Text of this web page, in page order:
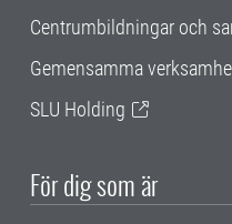
Centrumbildningar och
Gemensamma
SLU Holding
För dig som är